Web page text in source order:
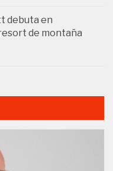
debuta en
de montaña